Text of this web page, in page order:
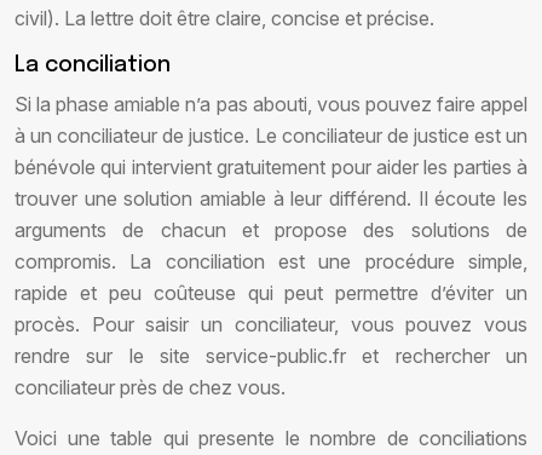
civil). La lettre doit être claire, concise et précise.
La conciliation
Si la phase amiable n’a pas abouti, vous pouvez faire appel
à un conciliateur de justice. Le conciliateur de justice est un
bénévole qui intervient gratuitement pour aider les parties à
trouver une solution amiable à leur différend. Il écoute les
arguments de chacun et propose des solutions de
compromis. La conciliation est une procédure simple,
rapide et peu coûteuse qui peut permettre d’éviter un
procès. Pour saisir un conciliateur, vous pouvez vous
rendre sur le site service-public.fr et rechercher un
conciliateur près de chez vous.
Voici une table qui presente le nombre de conciliations